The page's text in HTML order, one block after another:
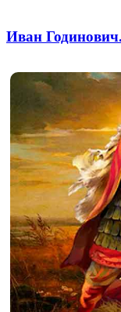
Иван